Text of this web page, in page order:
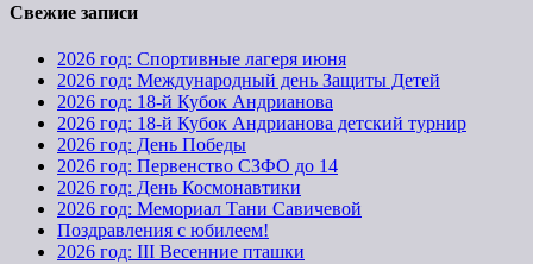
Свежие записи
2026 год: Спортивные лагеря июня
2026 год: Международный день Защиты Детей
2026 год: 18-й Кубок Андрианова
2026 год: 18-й Кубок Андрианова детский турнир
2026 год: День Победы
2026 год: Первенство СЗФО до 14
2026 год: День Космонавтики
2026 год: Мемориал Тани Савичевой
Поздравления с юбилеем!
2026 год: III Весенние пташки